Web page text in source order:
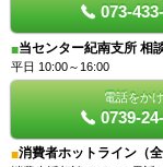
073-
■当センター紀南支所 相
平日 10:00～16:00
電話をか
0739-
■消費者ホットライン（全